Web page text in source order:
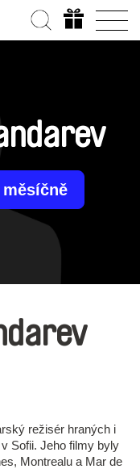
měsíčně
režisér hraných i
Sofii. Jeho filmy byly
Montrealu a Mar de